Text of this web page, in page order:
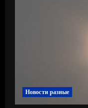
Новости разные